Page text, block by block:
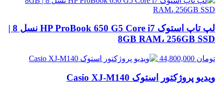
لپ تاپ استوک HP ProBook 650 G5 Core i7 نسل 8 |
8GB RAM، 256GB SSD
تومان
ویدیو پروژکتور استوک Casio XJ‑M140